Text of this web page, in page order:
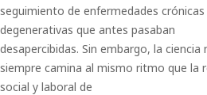
seguimiento de enfermedades crónicas
degenerativas que antes pasaban
desapercibidas. Sin embargo, la ciencia
siempre camina al mismo ritmo que la
social y laboral de